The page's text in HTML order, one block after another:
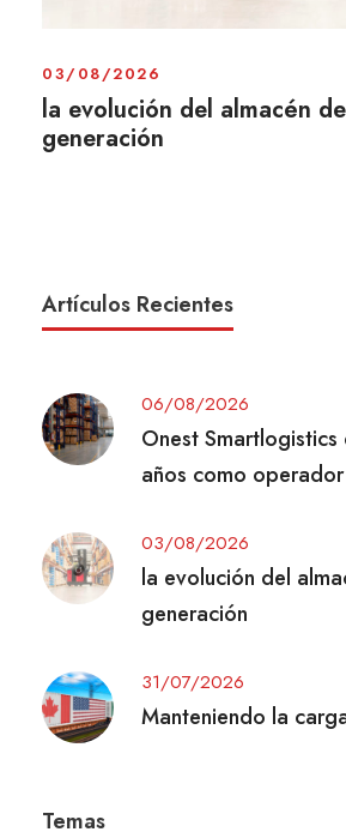
03/08/2026
la evolución del almacén
generación
Artículos Recientes
06/08/2026
Onest
años como
03/08/2026
la evolución del
generación
31/07/2026
Manteniendo la
Temas